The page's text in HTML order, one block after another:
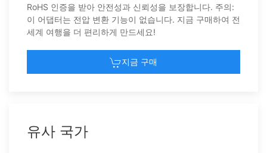
RoHS 인증을 받아 안전성과 신뢰성을 보장합니다. 주의:
이 어댑터는 전압 변환 기능이 없습니다. 지금 구매하여 전
세계 여행을 더 편리하게 만드세요!
지금 구매
유사 국가